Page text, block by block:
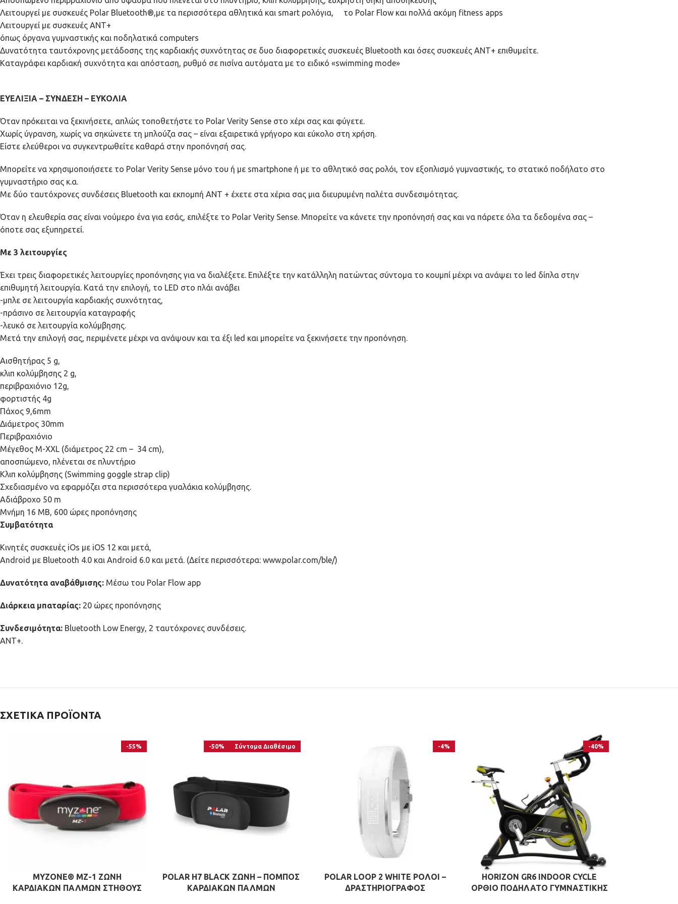
Λειτουργεί με συσκευές Polar Bluetooth®,με τα περισσότερα αθλητικά και smart ρολόγια, το Polar Flow και πολλά ακόμη fitness apps
Λειτουργεί με συσκευές ANT+
όπως όργανα γυμναστικής και ποδηλατικά computers
Δυνατότητα ταυτόχρονης μετάδοσης της καρδιακής συχνότητας σε δυο διαφορετικές συσκευές Bluetooth και όσες συσκευές ANT+ επιθυμείτε.
Καταγράφει καρδιακή συχνότητα και απόσταση, ρυθμό σε πισίνα αυτόματα με το ειδικό «swimming mode»
ΕΥΕΛΙΞΙΑ – ΣΥΝΔΕΣΗ – ΕΥΚΟΛΙΑ
Όταν πρόκειται να ξεκινήσετε, απλώς τοποθετήστε το Polar Verity Sense στο χέρι σας και φύγετε.
Χωρίς ύγρανση, χωρίς να σηκώνετε τη μπλούζα σας – είναι εξαιρετικά γρήγορο και εύκολο στη χρήση.
Είστε ελεύθεροι να συγκεντρωθείτε καθαρά στην προπόνησή σας.
Μπορείτε να χρησιμοποιήσετε το Polar Verity Sense μόνο του ή με smartphone ή με το αθλητικό σας ρολόι, τον εξοπλισμό γυμναστικής, το στατικό ποδήλατο στο
γυμναστήριο σας κ.α.
Με δύο ταυτόχρονες συνδέσεις Bluetooth και εκπομπή ANT + έχετε στα χέρια σας μια διευρυμένη παλέτα συνδεσιμότητας.
Όταν η ελευθερία σας είναι νούμερο ένα για εσάς, επιλέξτε το Polar Verity Sense. Μπορείτε να κάνετε την προπόνησή σας και να πάρετε όλα τα δεδομένα σας –
όποτε σας εξυπηρετεί.
Με 3 λειτουργίες
Έχει τρεις διαφορετικές λειτουργίες προπόνησης για να διαλέξετε. Επιλέξτε την κατάλληλη πατώντας σύντομα το κουμπί μέχρι να ανάψει το led δίπλα στην
επιθυμητή λειτουργία. Κατά την επιλογή, το LED στο πλάι ανάβει
-μπλε σε λειτουργία καρδιακής συχνότητας,
-πράσινο σε λειτουργία καταγραφής
-λευκό σε λειτουργία κολύμβησης.
Μετά την επιλογή σας, περιμένετε μέχρι να ανάψουν και τα έξι led και μπορείτε να ξεκινήσετε την προπόνηση.
Αισθητήρας 5 g,
κλιπ κολύμβησης 2 g,
περιβραχιόνιο 12g,
φορτιστής 4g
Πάχος 9,6mm
Διάμετρος 30mm
Περιβραχιόνιο
Μέγεθος M-XXL (διάμετρος 22 cm – 34 cm),
αποσπώμενο, πλένεται σε πλυντήριο
Κλιπ κολύμβησης (Swimming goggle strap clip)
Σχεδιασμένο να εφαρμόζει στα περισσότερα γυαλάκια κολύμβησης.
Αδιάβροχο 50 m
Μνήμη 16 MB, 600 ώρες προπόνησης
Συμβατότητα
Κινητές συσκευές iOs με iOS 12 και μετά,
Android με Bluetooth 4.0 και Android 6.0 και μετά. (Δείτε περισσότερα: www.polar.com/ble/)
Δυνατότητα αναβάθμισης: Μέσω του Polar Flow app
Διάρκεια μπαταρίας: 20 ώρες προπόνησης
Συνδεσιμότητα: Bluetooth Low Energy, 2 ταυτόχρονες συνδέσεις.
ANT+.
ΣΧΕΤΙΚΆ ΠΡΟΪΌΝΤΑ
-55%
MYZONE® MZ-1 ΖΩΝΗ
ΚΑΡΔΙΑΚΩΝ ΠΑΛΜΩΝ ΣΤΗΘΟΥΣ
-50% Σύντομα Διαθέσιμο
POLAR H7 BLACK ΖΩΝΗ – ΠΟΜΠΟΣ
ΚΑΡΔΙΑΚΩΝ ΠΑΛΜΩΝ
-4%
POLAR LOOP 2 WHITE ΡΟΛΟΙ –
ΔΡΑΣΤΗΡΙΟΓΡΑΦΟΣ
-40%
HORIZON GR6 INDOOR CYCLE
ΟΡΘΙΟ ΠΟΔΗΛΑΤΟ ΓΥΜΝΑΣΤΙΚΗΣ